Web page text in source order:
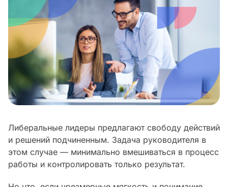
Либеральные лидеры предлагают свободу действий
и решений подчиненным. Задача руководителя в
этом случае — минимально вмешиваться в процесс
работы и контролировать только результат.